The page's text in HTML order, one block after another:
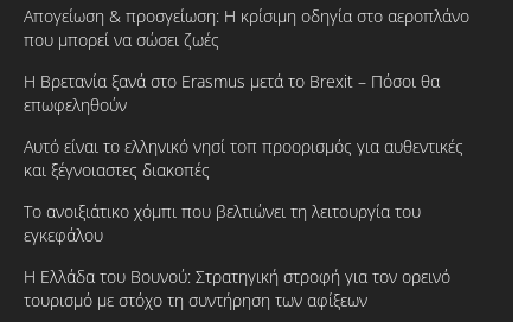
Απογείωση & προσγείωση: Η κρίσιμη οδηγία στο αεροπλάνο
που μπορεί να σώσει ζωές
Η Βρετανία ξανά στο Erasmus μετά το Brexit – Πόσοι θα
επωφεληθούν
Αυτό είναι το ελληνικό νησί τοπ προορισμός για αυθεντικές
και ξέγνοιαστες διακοπές
Το ανοιξιάτικο χόμπι που βελτιώνει τη λειτουργία του
εγκεφάλου
Η Ελλάδα του Βουνού: Στρατηγική στροφή για τον ορεινό
τουρισμό με στόχο τη συντήρηση των αφίξεων